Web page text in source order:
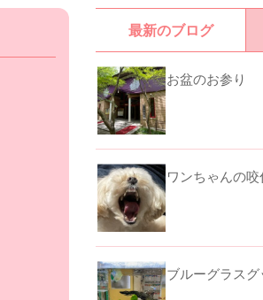
最新のブログ
お盆のお参り
ワンちゃんの咬
ブルーグラス